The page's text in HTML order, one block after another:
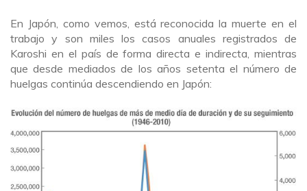
En Japón, como vemos, está reconocida la muerte en el
trabajo y son miles los casos anuales registrados de
Karoshi en el país de forma directa e indirecta, mientras
que desde mediados de los años setenta el número de
huelgas continúa descendiendo en Japón: